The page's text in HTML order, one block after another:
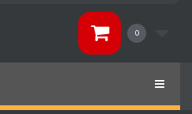
0